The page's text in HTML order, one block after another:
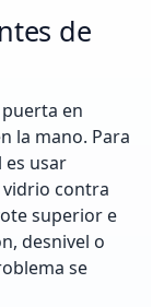
de
en
la mano. Para
es usar
contra
superior e
desnivel o
se